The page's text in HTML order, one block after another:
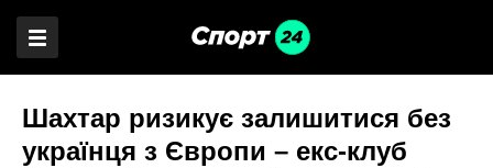
Шахтар ризикує залишитися без
українця з Європи – екс-клуб